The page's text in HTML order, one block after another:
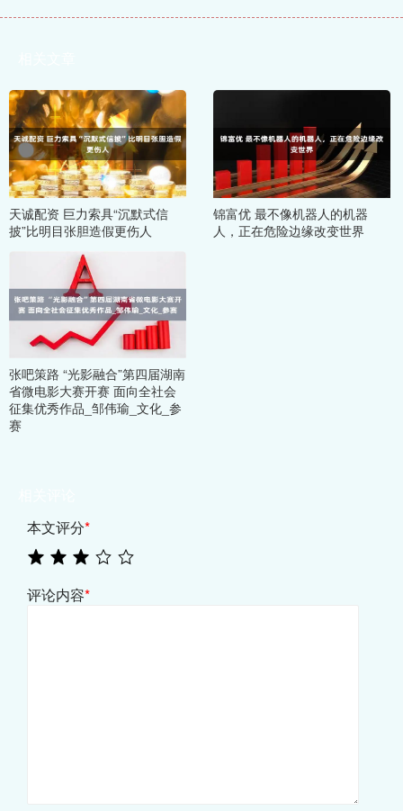
天诚配资 巨力索具“沉默式信
披”比明目张胆造假更伤人
锦富优 最不像机器人的机器
人，正在危险边缘改变世界
张吧策路 “光影融合”第四届湖南
省微电影大赛开赛 面向全社会
征集优秀作品_邹伟瑜_文化_参
赛
本文评分*
评论内容*